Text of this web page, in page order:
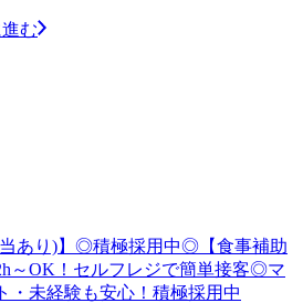
む
当あり)】◎積極採用中◎【食事補助
～OK！セルフレジで簡単接客◎マ
・未経験も安心！積極採用中